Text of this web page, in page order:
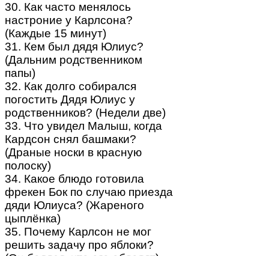
30. Как часто менялось
настроние у Карлсона?
(Каждые 15 минут)
31. Кем был дядя Юлиус?
(Дальним родственником
папы)
32. Как долго собирался
погостить Дядя Юлиус у
родственников? (Недели две)
33. Что увидел Малыш, когда
Кардсон снял башмаки?
(Драные носки в красную
полоску)
34. Какое блюдо готовила
фрекен Бок по случаю приезда
дяди Юлиуса? (Жареного
цыплёнка)
35. Почему Карлсон не мог
решить задачу про яблоки?